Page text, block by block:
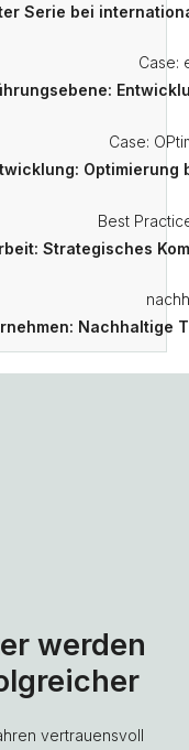
Serie bei
Strategisches
Nachhaltige
werden
vertrauensvoll